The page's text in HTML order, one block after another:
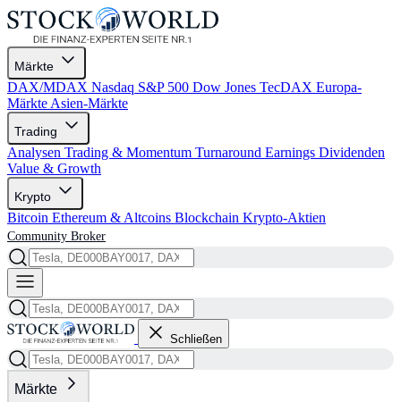
Märkte
DAX/MDAX Nasdaq S&P 500 Dow Jones TecDAX Europa-
Märkte Asien-Märkte
Trading
Analysen Trading & Momentum Turnaround Earnings Dividenden
Value & Growth
Krypto
Bitcoin Ethereum & Altcoins Blockchain Krypto-Aktien
Community Broker
Schließen
Märkte